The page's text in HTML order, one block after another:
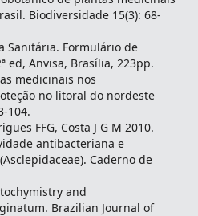
Biodiversidade 15(3): 68-
Sanitária. Formulário de
ed, Anvisa, Brasília, 223pp.
medicinais nos
no litoral do nordeste
104.
FFG, Costa J G M 2010.
antibacteriana e
Caderno de
and
Brazilian Journal of